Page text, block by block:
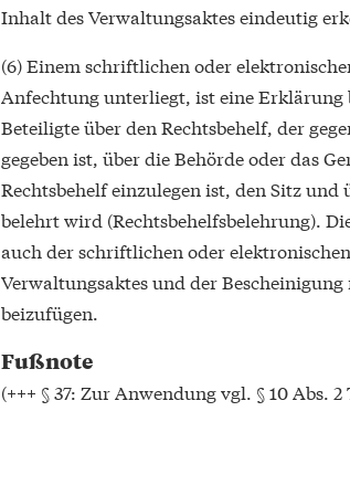
Inhalt des Verwaltungsaktes eindeutig
(6) Einem schriftlichen oder
Anfechtung unterliegt, ist eine Erklärung
Beteiligte über den Rechtsbehelf, der
gegeben ist, über die Behörde oder das
Rechtsbehelf einzulegen ist, den Sitz
belehrt wird (Rechtsbehelfsbelehrung).
auch der schriftlichen oder
Verwaltungsaktes und der Bescheinigung
beizufügen.
Fußnote
(+++ § 37: Zur Anwendung vgl. § 10 Abs.